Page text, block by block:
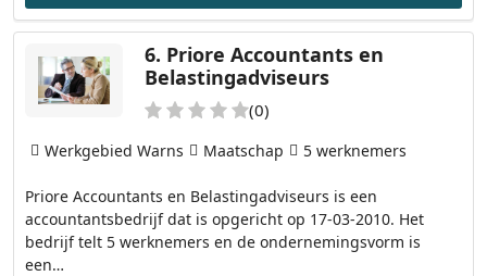
6. Priore Accountants en
Belastingadviseurs
(0)
Priore Accountants en Belastingadviseurs is een
accountantsbedrijf dat is opgericht op 17-03-2010. Het
bedrijf telt 5 werknemers en de ondernemingsvorm is
een…
Werkgebied Warns Maatschap 5 werknemers